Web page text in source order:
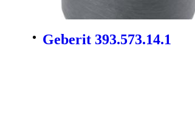
Geberit 393.573.14.1